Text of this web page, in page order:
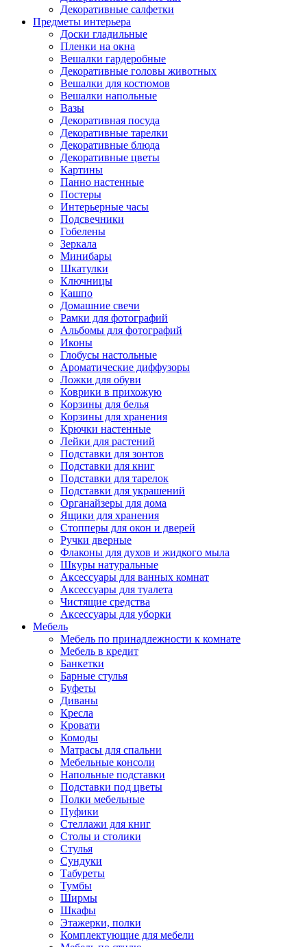
Декоративные салфетки
Предметы интерьера
Доски гладильные
Пленки на окна
Вешалки гардеробные
Декоративные головы животных
Вешалки для костюмов
Вешалки напольные
Вазы
Декоративная посуда
Декоративные тарелки
Декоративные блюда
Декоративные цветы
Картины
Панно настенные
Постеры
Интерьерные часы
Подсвечники
Гобелены
Зеркала
Минибары
Шкатулки
Ключницы
Кашпо
Домашние свечи
Рамки для фотографий
Альбомы для фотографий
Иконы
Глобусы настольные
Ароматические диффузоры
Ложки для обуви
Коврики в прихожую
Корзины для белья
Корзины для хранения
Крючки настенные
Лейки для растений
Подставки для зонтов
Подставки для книг
Подставки для тарелок
Подставки для украшений
Органайзеры для дома
Ящики для хранения
Стопперы для окон и дверей
Ручки дверные
Флаконы для духов и жидкого мыла
Шкуры натуральные
Аксессуары для ванных комнат
Аксессуары для туалета
Чистящие средства
Аксессуары для уборки
Мебель
Мебель по принадлежности к комнате
Мебель в кредит
Банкетки
Барные стулья
Буфеты
Диваны
Кресла
Кровати
Комоды
Матрасы для спальни
Мебельные консоли
Напольные подставки
Подставки под цветы
Полки мебельные
Пуфики
Стеллажи для книг
Столы и столики
Стулья
Сундуки
Табуреты
Тумбы
Ширмы
Шкафы
Этажерки, полки
Комплектующие для мебели